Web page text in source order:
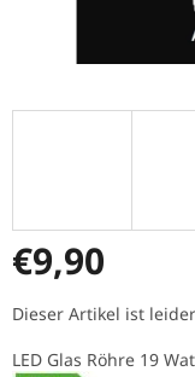
€9,90
Verkaufspreis:
Dieser Artikel ist
LED Glas Röhre 19